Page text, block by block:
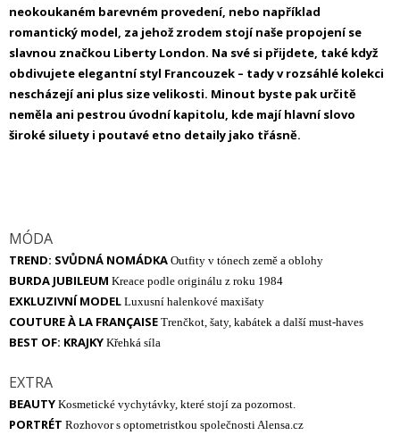
neokoukaném barevném provedení, nebo například
romantický model, za jehož zrodem stojí naše propojení se
slavnou značkou Liberty London. Na své si přijdete, také když
obdivujete elegantní styl Francouzek – tady v rozsáhlé kolekci
nescházejí ani plus size velikosti. Minout byste pak určitě
neměla ani pestrou úvodní kapitolu, kde mají hlavní slovo
široké siluety i poutavé etno detaily jako třásně.
MÓDA
TREND: SVŮDNÁ NOMÁDKA Outfity v tónech země a oblohy
BURDA JUBILEUM Kreace podle originálu z roku 1984
EXKLUZIVNÍ MODEL Luxusní halenkové maxišaty
COUTURE À LA FRANÇAISE Trenčkot, šaty, kabátek a další must-haves
BEST OF: KRAJKY Křehká síla
EXTRA
BEAUTY Kosmetické vychytávky, které stojí za pozornost.
PORTRÉT Rozhovor s optometristkou společnosti Alensa.cz